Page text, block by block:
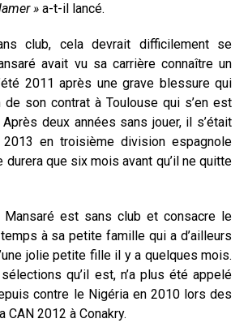
» a-t-il lancé.
club, cela devrait difficilement se
avait vu sa carrière connaître un
2011 après une grave blessure qui
son contrat à Toulouse qui s’en est
Après deux années sans jouer, il s’était
en troisième division espagnole
durera que six mois avant qu’il ne quitte
Mansaré est sans club et consacre le
à sa petite famille qui a d’ailleurs
jolie petite fille il y a quelques mois.
sélections qu’il est, n’a plus été appelé
contre le Nigéria en 2010 lors des
2012 à Conakry.